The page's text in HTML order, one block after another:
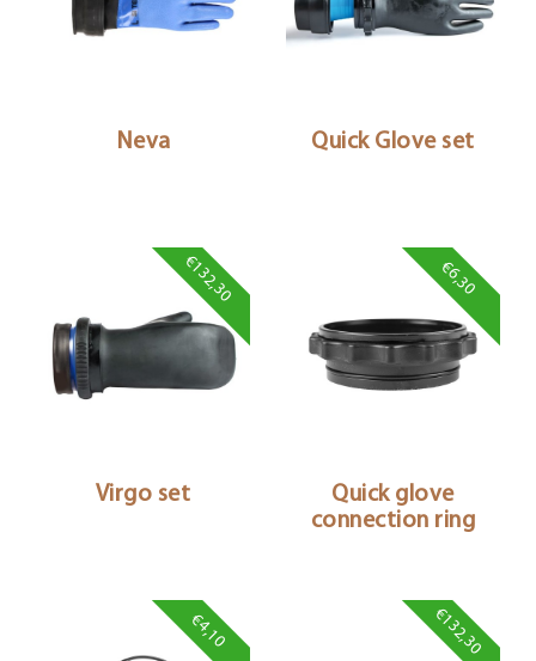
Neva Quick Glove set
€132,30
Virgo set
€6,30
Quick glove
connection ring
€4,10 €132,30